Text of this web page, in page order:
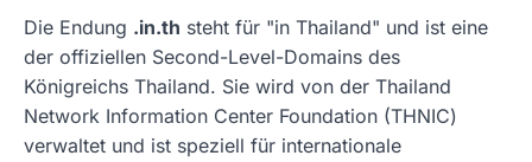
Die Endung .in.th steht für "in Thailand" und ist eine
der offiziellen Second-Level-Domains des
Königreichs Thailand. Sie wird von der Thailand
Network Information Center Foundation (THNIC)
verwaltet und ist speziell für internationale